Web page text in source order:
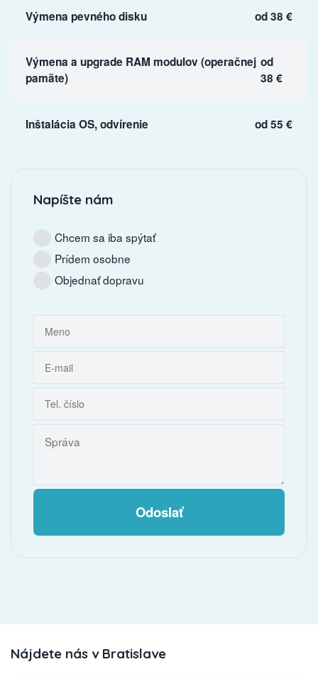
Výmena pevného disku od 38 €
Výmena a upgrade RAM modulov (operačnej
pamäte)
od
38 €
Inštalácia OS, odvírenie od 55 €
Napíšte nám
Chcem sa iba spýtať
Prídem osobne
Objednať dopravu
Odoslať
Nájdete nás v Bratislave